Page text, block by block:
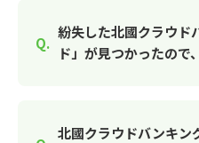
紛失した北國クラウド
ド」が見つかったので
北國クラウドバンキン